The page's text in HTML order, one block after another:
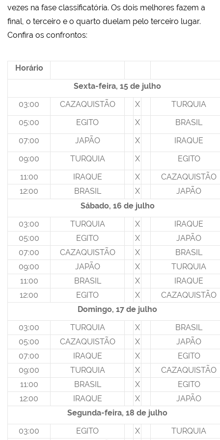
vezes na fase classificatória. Os dois melhores fazem a
final, o terceiro e o quarto duelam pelo terceiro lugar.
Confira os confrontos:
Horário
Sexta-feira, 15 de julho
03:00
CAZAQUISTÃO X
TURQUIA
05:00
EGITO X
BRASIL
07:00
JAPÃO X
IRAQUE
09:00
TURQUIA X
EGITO
11:00
IRAQUE X
CAZAQUISTÃO
12:00
BRASIL X
JAPÃO
Sábado, 16 de julho
03:00
TURQUIA X
IRAQUE
05:00
EGITO X
JAPÃO
07:00
CAZAQUISTÃO X
BRASIL
09:00
JAPÃO X
TURQUIA
11:00
BRASIL X
IRAQUE
12:00
EGITO X
CAZAQUISTÃO
Domingo, 17 de julho
03:00
TURQUIA X
BRASIL
05:00
CAZAQUISTÃO X
JAPÃO
07:00
IRAQUE X
EGITO
09:00
TURQUIA X
CAZAQUISTÃO
11:00
BRASIL X
EGITO
12:00
IRAQUE X
JAPÃO
Segunda-feira, 18 de julho
03:00
EGITO X
TURQUIA